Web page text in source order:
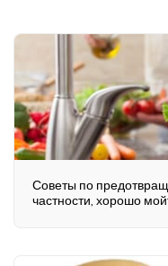
Советы по
частности, хорошо